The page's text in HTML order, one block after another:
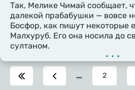
Так, Мелике Чимай сообщает,
далекой прабабушки — вовсе
Босфор, как пишут некоторые
Малхуруб. Его она носила до
султаном.
•••
… Page
2